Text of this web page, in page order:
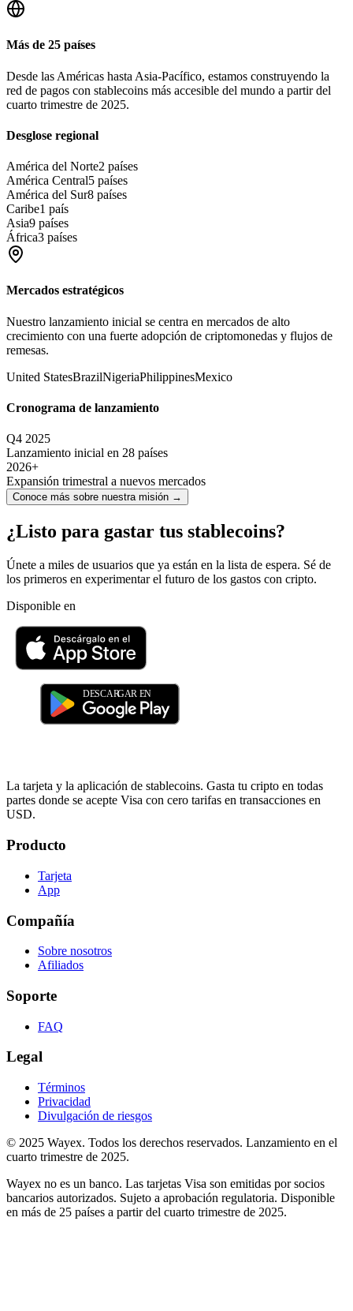
Más de 25 países
Desde las Américas hasta Asia-Pacífico, estamos construyendo la
red de pagos con stablecoins más accesible del mundo a partir del
cuarto trimestre de 2025.
Desglose regional
América del Norte2 países
América Central5 países
América del Sur8 países
Caribe1 país
Asia9 países
África3 países
Mercados estratégicos
Nuestro lanzamiento inicial se centra en mercados de alto
crecimiento con una fuerte adopción de criptomonedas y flujos de
remesas.
United StatesBrazilNigeriaPhilippinesMexico
Cronograma de lanzamiento
Q4 2025
Lanzamiento inicial en 28 países
2026+
Expansión trimestral a nuevos mercados
Conoce más sobre nuestra misión →
¿Listo para gastar tus stablecoins?
Únete a miles de usuarios que ya están en la lista de espera. Sé de
los primeros en experimentar el futuro de los gastos con cripto.
Disponible en
La tarjeta y la aplicación de stablecoins. Gasta tu cripto en todas
partes donde se acepte Visa con cero tarifas en transacciones en
USD.
Producto
Tarjeta
App
Compañía
Sobre nosotros
Afiliados
Soporte
FAQ
Legal
Términos
Privacidad
Divulgación de riesgos
© 2025 Wayex. Todos los derechos reservados. Lanzamiento en el
cuarto trimestre de 2025.
Wayex no es un banco. Las tarjetas Visa son emitidas por socios
bancarios autorizados. Sujeto a aprobación regulatoria. Disponible
en más de 25 países a partir del cuarto trimestre de 2025.